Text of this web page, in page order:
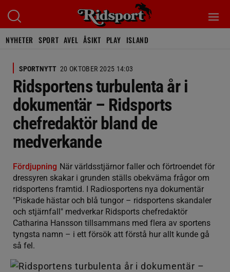
NYHETER SPORT AVEL ÅSIKT PLAY ISLAND
SPORTNYTT 20 OKTOBER 2025 14:03
Ridsportens turbulenta år i
dokumentär – Ridsports
chefredaktör bland de
medverkande
Fördjupning När världsstjärnor faller och förtroendet för
dressyren skakar i grunden ställs obekväma frågor om
ridsportens framtid. I Radiosportens nya dokumentär
"Piskade hästar och blå tungor – ridsportens skandaler
och stjärnfall" medverkar Ridsports chefredaktör
Catharina Hansson tillsammans med flera av sportens
tyngsta namn – i ett försök att förstå hur allt kunde gå
så fel.